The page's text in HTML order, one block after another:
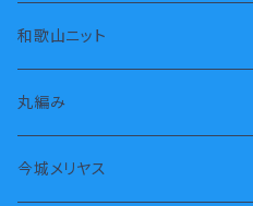
タンクトップ
長袖
七分袖
スカート
枕カバー
スヌード・ストール
タオル
和歌山ニット
丸編み
今城メリヤス